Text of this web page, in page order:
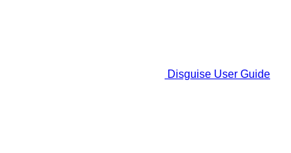
Disguise User Guide